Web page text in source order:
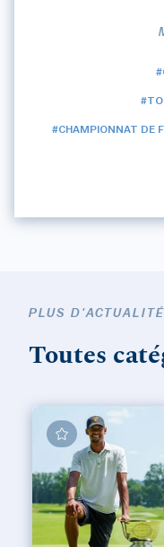
#CHAMPIONNAT DE
PLUS
Toutes